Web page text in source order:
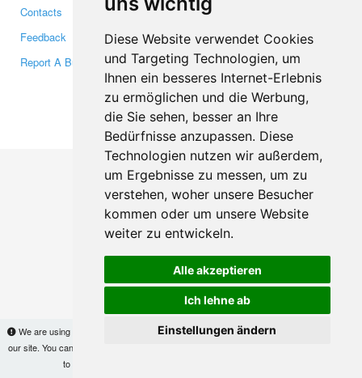
Diese Website verwendet Cookies
und Targeting Technologien, um
Ihnen ein besseres Internet-Erlebnis
zu ermöglichen und die Werbung,
die Sie sehen, besser an Ihre
Bedürfnisse anzupassen. Diese
Technologien nutzen wir außerdem,
um Ergebnisse zu messen, um zu
verstehen, woher unsere Besucher
kommen oder um unsere Website
weiter zu entwickeln.
Alle akzeptieren
Ich lehne ab
Einstellungen ändern
We are using cookies to provide statistics that help us give you the best experience of
our site. You can find out more
to use the site without changes, you are agreeing to it.
Contacts
Feedback
Report A Bug
Facebook
Twitter
YouTube
Google+
Makis© Copyright 2026